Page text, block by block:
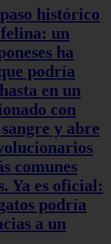
histórico
un
ha
podría
en un
con
y abre
comunes
Ya es oficial:
podría
a un